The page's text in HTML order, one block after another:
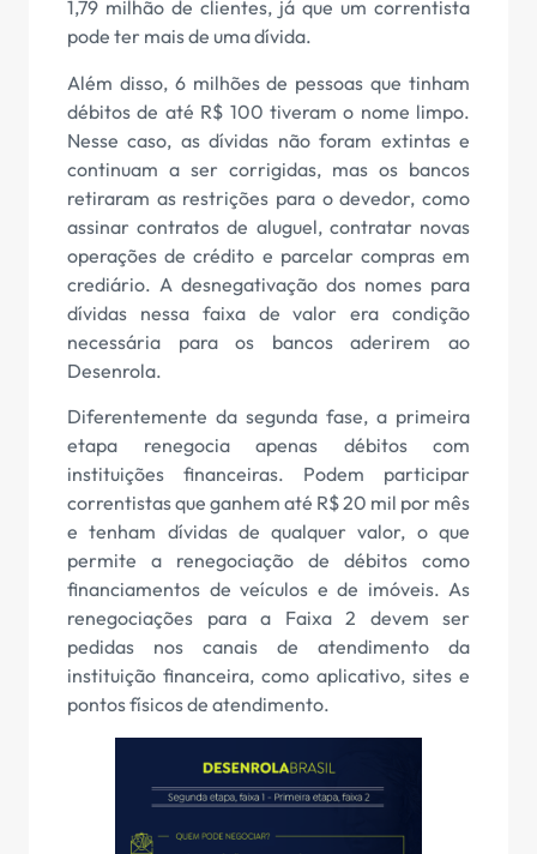
1,79 milhão de clientes, já que um correntista
pode ter mais de uma dívida.
Além disso, 6 milhões de pessoas que tinham
débitos de até R$ 100 tiveram o nome limpo.
Nesse caso, as dívidas não foram extintas e
continuam a ser corrigidas, mas os bancos
retiraram as restrições para o devedor, como
assinar contratos de aluguel, contratar novas
operações de crédito e parcelar compras em
crediário. A desnegativação dos nomes para
dívidas nessa faixa de valor era condição
necessária para os bancos aderirem ao
Desenrola.
Diferentemente da segunda fase, a primeira
etapa renegocia apenas débitos com
instituições financeiras. Podem participar
correntistas que ganhem até R$ 20 mil por mês
e tenham dívidas de qualquer valor, o que
permite a renegociação de débitos como
financiamentos de veículos e de imóveis. As
renegociações para a Faixa 2 devem ser
pedidas nos canais de atendimento da
instituição financeira, como aplicativo, sites e
pontos físicos de atendimento.